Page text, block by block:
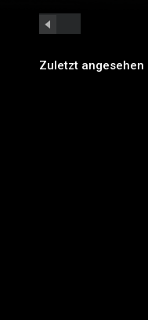
Zuletzt angesehen